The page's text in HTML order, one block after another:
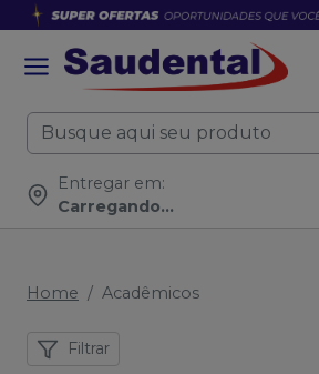
Entregar em:
Carregando...
Home Acadêmicos
Filtrar